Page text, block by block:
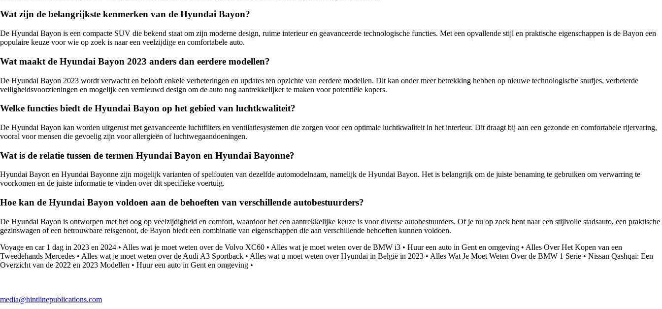
Wat zijn de belangrijkste kenmerken van de Hyundai Bayon?
De Hyundai Bayon is een compacte SUV die bekend staat om zijn moderne design, ruime interieur en geavanceerde technologische functies. Met een opvallende stijl en praktische eigenschappen is de Bayon een
populaire keuze voor wie op zoek is naar een veelzijdige en comfortabele auto.
Wat maakt de Hyundai Bayon 2023 anders dan eerdere modellen?
De Hyundai Bayon 2023 wordt verwacht en belooft enkele verbeteringen en updates ten opzichte van eerdere modellen. Dit kan onder meer betrekking hebben op nieuwe technologische snufjes, verbeterde
veiligheidsvoorzieningen en mogelijk een vernieuwd design om de auto nog aantrekkelijker te maken voor potentiële kopers.
Welke functies biedt de Hyundai Bayon op het gebied van luchtkwaliteit?
De Hyundai Bayon kan worden uitgerust met geavanceerde luchtfilters en ventilatiesystemen die zorgen voor een optimale luchtkwaliteit in het interieur. Dit draagt bij aan een gezonde en comfortabele rijervaring,
vooral voor mensen die gevoelig zijn voor allergieën of luchtwegaandoeningen.
Wat is de relatie tussen de termen Hyundai Bayon en Hyundai Bayonne?
Hyundai Bayon en Hyundai Bayonne zijn mogelijk varianten of spelfouten van dezelfde automodelnaam, namelijk de Hyundai Bayon. Het is belangrijk om de juiste benaming te gebruiken om verwarring te
voorkomen en de juiste informatie te vinden over dit specifieke voertuig.
Hoe kan de Hyundai Bayon voldoen aan de behoeften van verschillende autobestuurders?
De Hyundai Bayon is ontworpen met het oog op veelzijdigheid en comfort, waardoor het een aantrekkelijke keuze is voor diverse autobestuurders. Of je nu op zoek bent naar een stijlvolle stadsauto, een praktische
gezinswagen of een betrouwbare reisgenoot, de Bayon biedt een combinatie van eigenschappen die aan verschillende behoeften kunnen voldoen.
Voyage en car 1 dag in 2023 en 2024 • Alles wat je moet weten over de Volvo XC60 • Alles wat je moet weten over de BMW i3 • Huur een auto in Gent en omgeving • Alles Over Het Kopen van een
Tweedehands Mercedes • Alles wat je moet weten over de Audi A3 Sportback • Alles wat u moet weten over Hyundai in België in 2023 • Alles Wat Je Moet Weten Over de BMW 1 Serie • Nissan Qashqai: Een
Overzicht van de 2022 en 2023 Modellen • Huur een auto in Gent en omgeving •
media@hintlinepublications.com